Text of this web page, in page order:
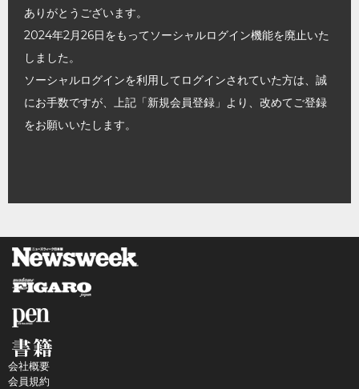
ありがとうございます。
2024年2月26日をもってソーシャルログイン機能を廃止いた
しました。
ソーシャルログインを利用してログインされていた方は、誠
にお手数ですが、上記「新規会員登録」より、改めてご登録
をお願いいたします。
会社概要
会員規約